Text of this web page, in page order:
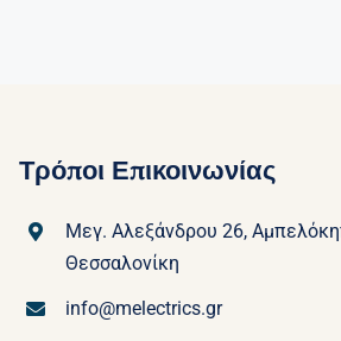
Τρόποι Επικοινωνίας
Μεγ. Αλεξάνδρου 26,
Θεσσαλονίκη
info@melectrics.gr